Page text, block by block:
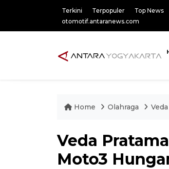
Terkini Terpopuler Top News
otomotif.antaranews.com
Home Olahraga
Veda
Moto3